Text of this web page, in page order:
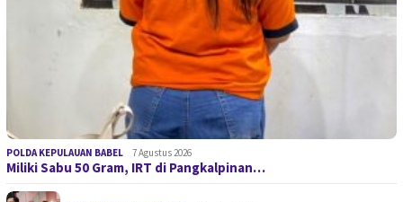
POLDA KEPULAUAN BABEL 7 Agustus 2026
Miliki Sabu 50 Gram, IRT di Pangkalpinan…